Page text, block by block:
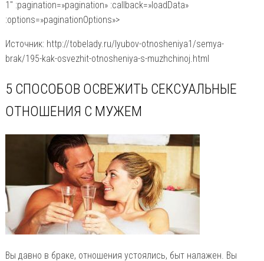
1″ :pagination=»pagination» :callback=»loadData»
:options=»paginationOptions»>
Источник: http://tobelady.ru/lyubov-otnosheniya1/semya-
brak/195-kak-osvezhit-otnosheniya-s-muzhchinoj.html
5 СПОСОБОВ ОСВЕЖИТЬ СЕКСУАЛЬНЫЕ
ОТНОШЕНИЯ С МУЖЕМ
Вы давно в браке, отношения устоялись, быт налажен. Вы